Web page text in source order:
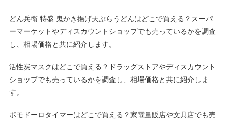
どん兵衛 特盛 鬼かき揚げ天ぷらうどんはどこで買える？スーパ
ーマーケットやディスカウントショップでも売っているかを調査
し、相場価格と共に紹介します。
活性炭マスクはどこで買える？ドラッグストアやディスカウント
ショップでも売っているかを調査し、相場価格と共に紹介しま
す。
ポモドーロタイマーはどこで買える？家電量販店や文具店でも売